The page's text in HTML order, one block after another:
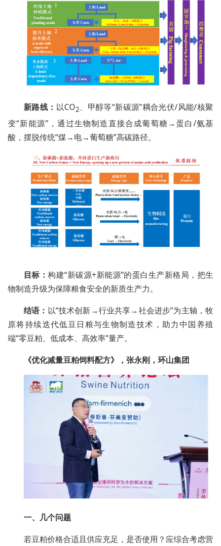
新路线： 以CO2、甲醇等“新碳源”耦合光伏/风能/核聚
变“新能源”，通过生物制造直接合成葡萄糖→蛋白/氨基
酸，摆脱传统“煤→电→葡萄糖”高碳路径。
目标：构建“新碳源+新能源”的蛋白生产新格局，把生
物制造升级为保障粮食安全的新质生产力。
结语： 以“技术创新→行业共享→社会进步”为主轴，牧
原将持续迭代低豆日粮与生物制造技术，助力中国养殖
端“零豆粕、低成本、高效率”量产。
《优化减量豆粕饲料配方》，张永刚，环山集团
一、几个问题
若豆粕价格合适且供应充足，是否使用？应综合考虑营